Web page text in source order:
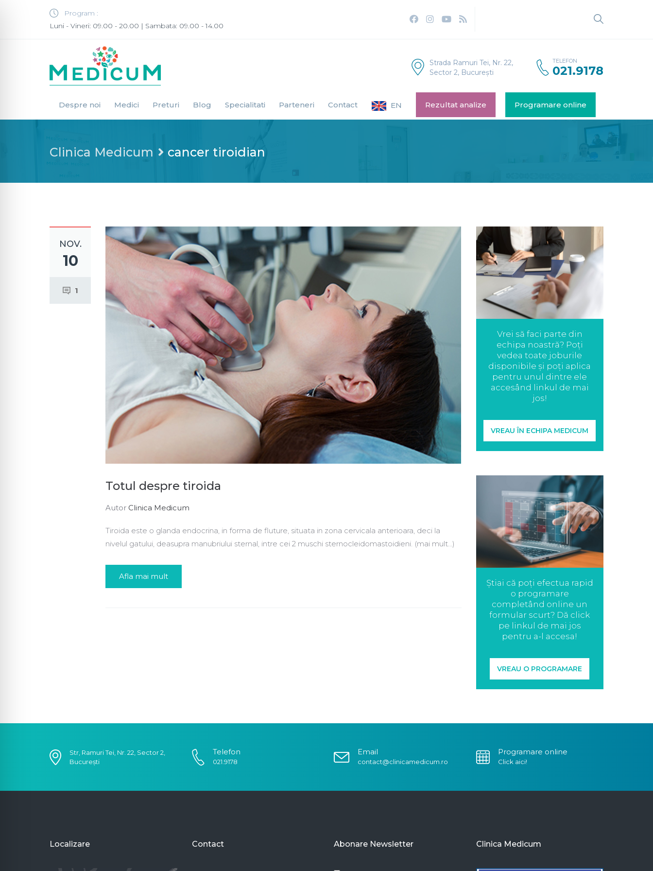
Program :
Luni - Vineri: 09.00 - 20.00 | Sambata: 09.00 - 14.00
Strada Ramuri Tei, Nr. 22,
Sector 2, București
TELEFON
021.9178
Despre noi Medici Preturi Blog Specialitati Parteneri Contact EN Rezultat analize Programare online
Clinica Medicum cancer tiroidian
NOV.
10
1
Totul despre tiroida
Autor Clinica Medicum
Tiroida este o glanda endocrina, in forma de fluture, situata in zona cervicala anterioara, deci la
nivelul gatului, deasupra manubriului sternal, intre cei 2 muschi sternocleidomastoidieni. (mai mult…)
Afla mai mult
Vrei să faci parte din
echipa noastră? Poți
vedea toate joburile
disponibile și poți aplica
pentru unul dintre ele
accesând linkul de mai
jos!
VREAU ÎN ECHIPA MEDICUM
Știai că poți efectua rapid
o programare
completând online un
formular scurt? Dă click
pe linkul de mai jos
pentru a-l accesa!
VREAU O PROGRAMARE
Str, Ramuri Tei, Nr. 22, Sector 2,
București
Telefon
021.9178
Email
contact@clinicamedicum.ro
Programare online
Click aici!
Localizare Contact Abonare Newsletter Clinica Medicum